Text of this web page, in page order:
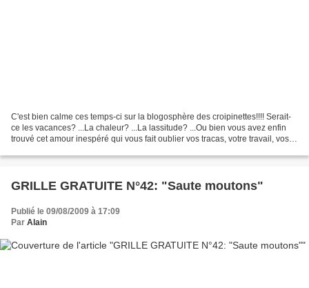
C'est bien calme ces temps-ci sur la blogosphère des croipinettes!!!! Serait-
ce les vacances? ...La chaleur? ...La lassitude? ...Ou bien vous avez enfin
trouvé cet amour inespéré qui vous fait oublier vos tracas, votre travail, vos
GRILLE GRATUITE N°42: "Saute moutons"
Publié le 09/08/2009 à 17:09
Par Alain